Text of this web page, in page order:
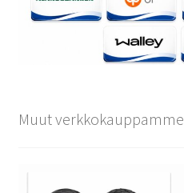
Muut verkkokauppamme